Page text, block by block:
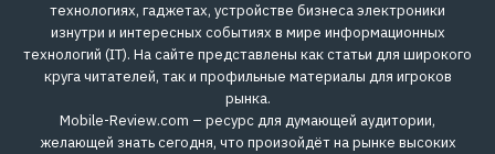
технологиях, гаджетах, устройстве бизнеса электроники
изнутри и интересных событиях в мире информационных
технологий (IT). На сайте представлены как статьи для широкого
круга читателей, так и профильные материалы для игроков
рынка.
Mobile-Review.com – ресурс для думающей аудитории,
желающей знать сегодня, что произойдёт на рынке высоких